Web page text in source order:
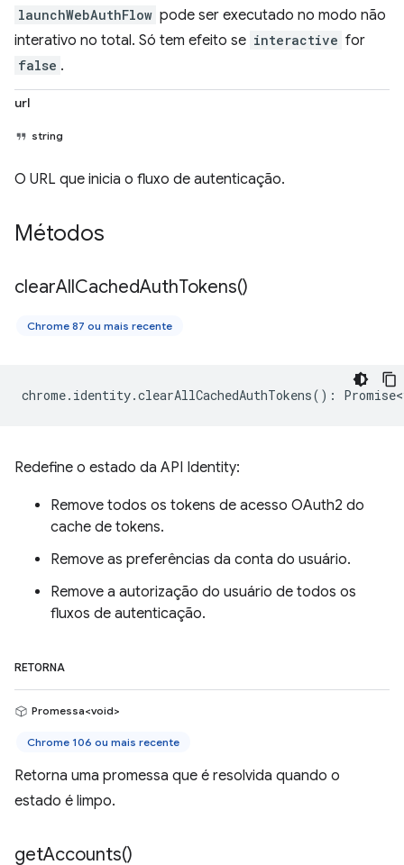
launchWebAuthFlow pode ser executado no modo não
interativo no total. Só tem efeito se interactive for
false .
url
string
O URL que inicia o fluxo de autenticação.
Métodos
clearAllCachedAuthTokens()
Chrome 87 ou mais recente
chrome. identity.clearAllCachedAuthTokens() :
Redefine o estado da API Identity:
Remove todos os tokens de acesso OAuth2 do
cache de tokens.
Remove as preferências da conta do usuário.
Remove a autorização do usuário de todos os
fluxos de autenticação.
RETORNA
Promessa<void>
Chrome 106 ou mais recente
Retorna uma promessa que é resolvida quando o
estado é limpo.
getAccounts()